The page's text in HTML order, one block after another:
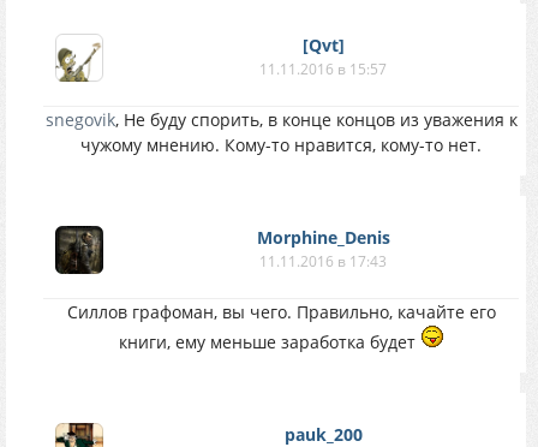
[Qvt]
11.11.2016 в 15:57
snegovik, Не буду спорить, в конце концов из уважения к
чужому мнению. Кому-то нравится, кому-то нет.
Morphine_Denis
11.11.2016 в 17:43
Силлов графоман, вы чего. Правильно, качайте его
книги, ему меньше заработка будет
pauk_200